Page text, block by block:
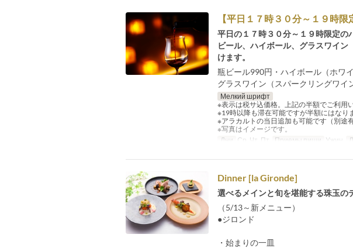
【平日１７時３０分～１９時
平日の１７時３０分～１９時限定の
ビール、ハイボール、グラスワイ
けます。
瓶ビール990円・ハイボール（ホワ
グラスワイン（スパークリングワイ
Мелкий шрифт
※表示は税サ込価格。上記の半額でご利用
※19時以降も滞在可能ですが半額にはなり
※アラカルトの当日追加も可能です（別途有
※写真はイメージです。
Дни Ср, Чт, Пт Приемы пищи Ужин
Dinner [la Gironde]
選べるメインと旬を堪能する珠玉の
（5/13～新メニュー）
●ジロンド
・始まりの一皿